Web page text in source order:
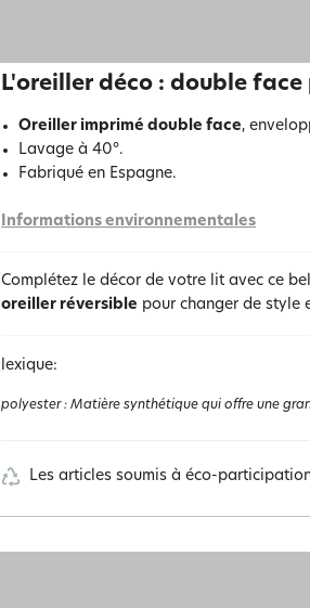
L'oreiller déco : double
Oreiller imprimé double face,
Lavage à 40°.
Fabriqué en Espagne.
Informations environnementales
Complétez le décor de votre lit avec ce bel
oreiller réversible pour changer de style
lexique:
polyester: Matière synthétique qui offre une
Les articles soumis à éco-